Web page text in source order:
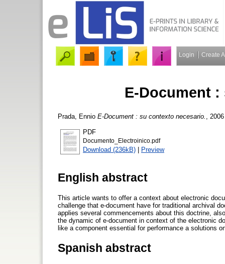
Login Create
E-Document
Prada, Ennio E-Document : su contexto necesario. ,
PDF
Documento_Electroinico.pdf
Download (236kB) | Preview
English abstract
This article wants to offer a context about electronic
challenge that e-document have for traditional archival
applies several commencements about this doctrine,
the dynamic of e-document in context of the electronic
like a component essential for performance a solutions
Spanish abstract